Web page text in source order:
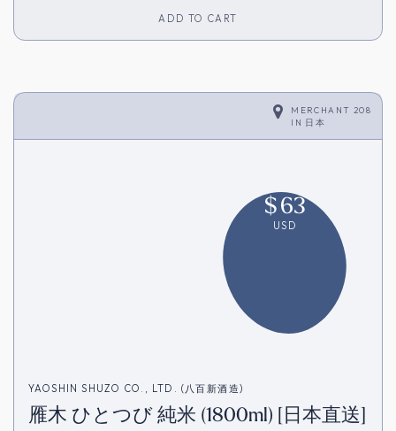
ADD TO CART
MERCHANT 208
IN 日本
$63
USD
YAOSHIN SHUZO CO., LTD. (八百新酒造)
雁木 ひとつび 純米 (1800ml) [日本直送]